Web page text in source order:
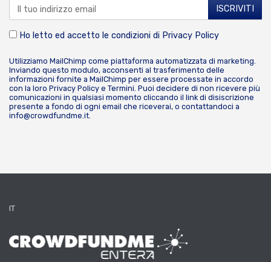
Ho letto ed accetto le condizioni di Privacy Policy
Utilizziamo MailChimp come piattaforma automatizzata di marketing.
Inviando questo modulo, acconsenti al trasferimento delle
informazioni fornite a MailChimp per essere processate in accordo
con la loro Privacy Policy e Termini. Puoi decidere di non ricevere più
comunicazioni in qualsiasi momento cliccando il link di disiscrizione
presente a fondo di ogni email che riceverai, o contattandoci a
info@crowdfundme.it.
IT